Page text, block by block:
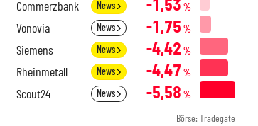
Commerzbank News %
Vonovia News -1,75 %
Siemens News -4,42 %
Rheinmetall News -4,47 %
Scout24 News -5,58 %
Börse: Tradegate